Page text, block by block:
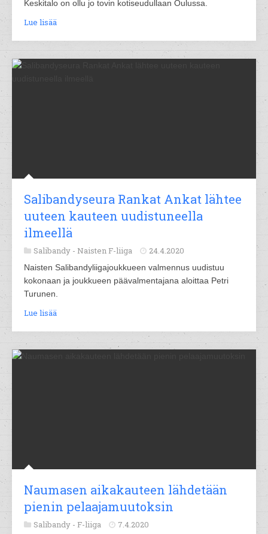
Keskitalo on ollu jo tovin kotiseudullaan Oulussa.
Lue lisää
Salibandyseura Rankat Ankat lähtee
uuteen kauteen uudistuneella
ilmeellä
Salibandy - Naisten F-liiga 24.4.2020
Naisten Salibandyliigajoukkueen valmennus uudistuu
kokonaan ja joukkueen päävalmentajana aloittaa Petri
Turunen.
Lue lisää
Naumasen aikakauteen lähdetään
pienin pelaajamuutoksin
Salibandy - F-liiga 7.4.2020